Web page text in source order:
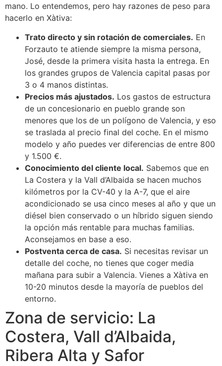
mano. Lo entendemos, pero hay razones de peso para
hacerlo en Xàtiva:
Trato directo y sin rotación de comerciales. En
Forzauto te atiende siempre la misma persona,
José, desde la primera visita hasta la entrega. En
los grandes grupos de Valencia capital pasas por
3 o 4 manos distintas.
Precios más ajustados. Los gastos de estructura
de un concesionario en pueblo grande son
menores que los de un polígono de Valencia, y eso
se traslada al precio final del coche. En el mismo
modelo y año puedes ver diferencias de entre 800
y 1.500 €.
Conocimiento del cliente local. Sabemos que en
La Costera y la Vall d’Albaida se hacen muchos
kilómetros por la CV-40 y la A-7, que el aire
acondicionado se usa cinco meses al año y que un
diésel bien conservado o un híbrido siguen siendo
la opción más rentable para muchas familias.
Aconsejamos en base a eso.
Postventa cerca de casa. Si necesitas revisar un
detalle del coche, no tienes que coger media
mañana para subir a Valencia. Vienes a Xàtiva en
10-20 minutos desde la mayoría de pueblos del
entorno.
Zona de servicio: La
Costera, Vall d’Albaida,
Ribera Alta y Safor